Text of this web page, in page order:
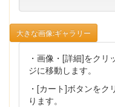
大きな画像:ギャラリー
・画像・[詳細]をク
ジに移動します。
・[カート]ボタンを
ります。